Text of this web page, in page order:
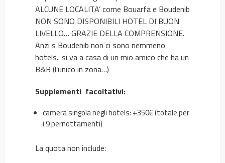
ALCUNE LOCALITA’ come Bouarfa e Boudenib
NON SONO DISPONIBILI HOTEL DI BUON
LIVELLO… GRAZIE DELLA COMPRENSIONE.
Anzi s Boudenib non ci sono nemmeno
hotels.. si va a casa di un mio amico che ha un
B&B (l’unico in zona…)
Supplementi facoltativi:
camera singola negli hotels: +350€ (totale per
i 9 pernottamenti)
La quota non include: